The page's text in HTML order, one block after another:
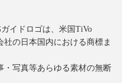
イドロゴは、米国TiVo
社の日本国内における商標ま
・写真等あらゆる素材の無断